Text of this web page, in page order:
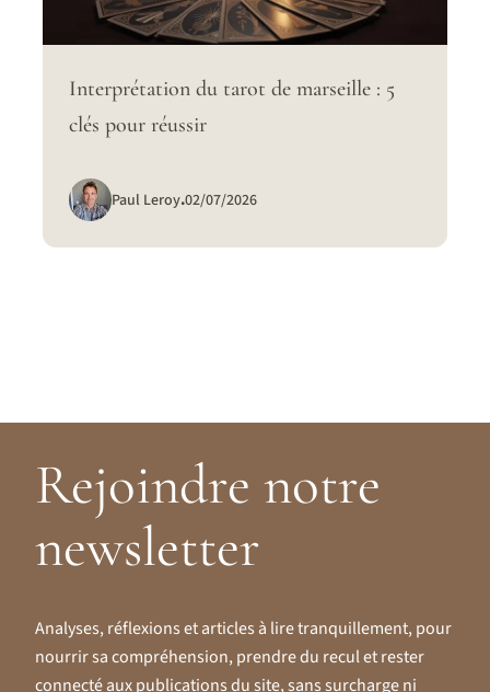
Interprétation du tarot de marseille : 5
clés pour réussir
Paul Leroy.02/07/2026
Rejoindre notre
newsletter
Analyses, réflexions et articles à lire tranquillement, pour
nourrir sa compréhension, prendre du recul et rester
connecté aux publications du site, sans surcharge ni